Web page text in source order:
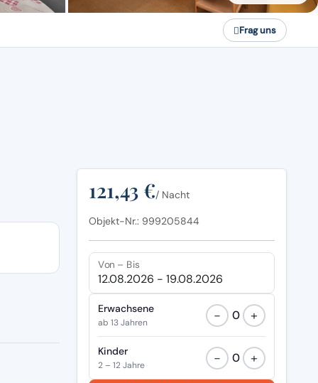
Frag uns
121,43 €/ Nacht
Objekt-Nr.: 999205844
Von – Bis
Erwachsene
ab 13 Jahren − 0 +
Kinder
2 – 12 Jahre − 0 +